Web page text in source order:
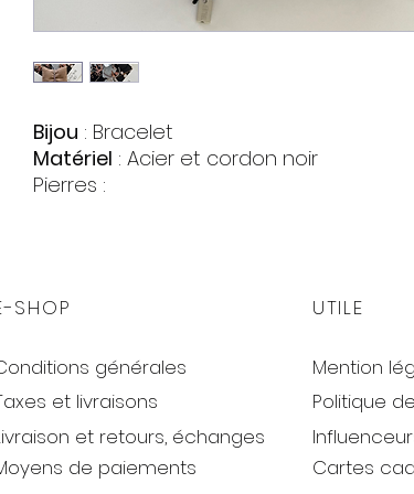
Bijou : Bracelet
Matériel : Acier et cordon noir
Pierres :
SHOP
générales
et livraisons
et retours, échanges
de paiements
UTILE
Mention
Politique
Cartes